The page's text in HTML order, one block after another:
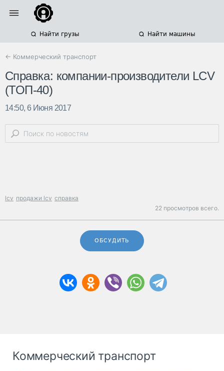
Найти грузы Найти машины
← Коммерческий транспорт
Справка: компании-производители LCV
(ТОП-40)
14:50, 6 Июня 2017
lcv продажи lcv справка
22 просмотров всего.
ОБСУДИТЬ
Коммерческий транспорт